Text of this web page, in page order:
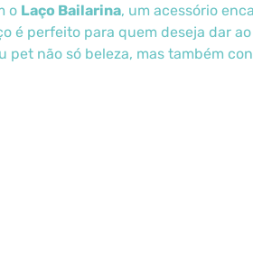
o Laço Bailarina, um acessório
é perfeito para quem deseja dar
pet não só beleza, mas também